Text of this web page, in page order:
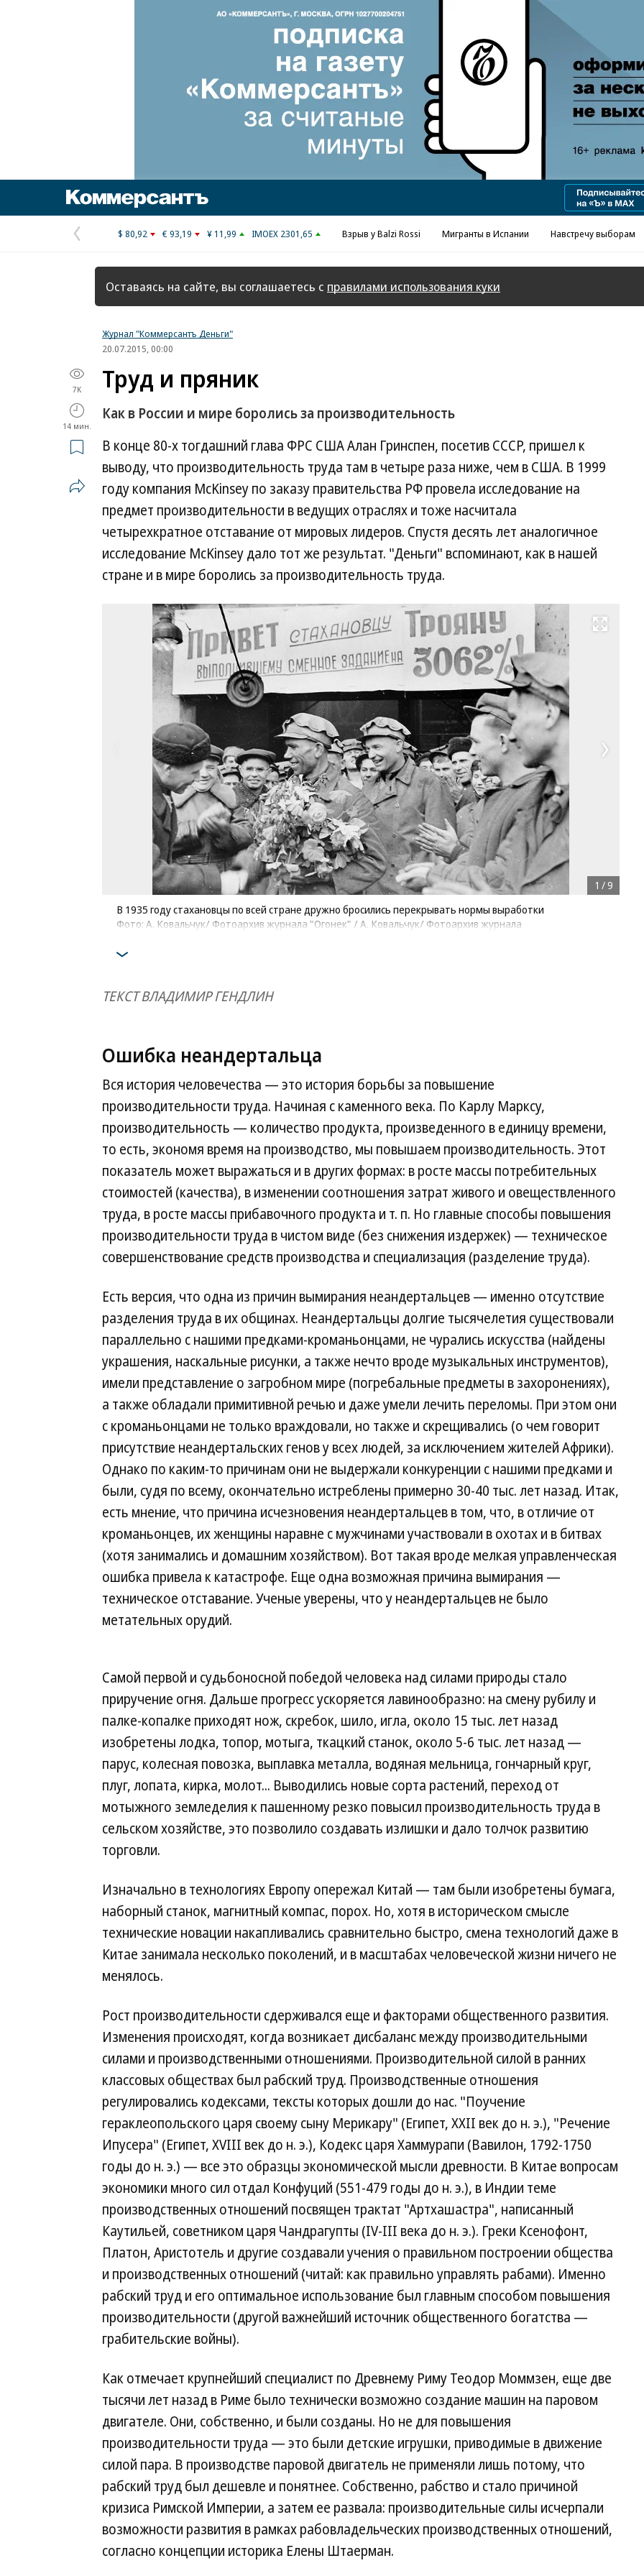
Реклама в «Ъ» www.kommersant.ru/ad
Предыдущая
страница
$ 80,92 € 93,19 ¥ 11,99 IMOEX 2301,65 Взрыв у Balzi Rossi Мигранты в Испании Навстречу выборам
Оставаясь на сайте, вы соглашаетесь с правилами использования куки
Журнал "Коммерсантъ Деньги"
20.07.2015, 00:00
7K
14 мин.
Труд и пряник
Как в России и мире боролись за производительность
В конце 80-х тогдашний глава ФРС США Алан Гринспен, посетив СССР, пришел к
выводу, что производительность труда там в четыре раза ниже, чем в США. В 1999
году компания McKinsey по заказу правительства РФ провела исследование на
предмет производительности в ведущих отраслях и тоже насчитала
четырехкратное отставание от мировых лидеров. Спустя десять лет аналогичное
исследование McKinsey дало тот же результат. "Деньги" вспоминают, как в нашей
стране и в мире боролись за производительность труда.
Развернуть на весь экран
В 1935 году стахановцы по всей стране дружно бросились перекрывать нормы выработки
Фото: А. Ковальчук/ Фотоархив журнала "Огонек" / А. Ковальчук/ Фотоархив журнала
1 / 9
ТЕКСТ ВЛАДИМИР ГЕНДЛИН
Ошибка неандертальца
Вся история человечества — это история борьбы за повышение
производительности труда. Начиная с каменного века. По Карлу Марксу,
производительность — количество продукта, произведенного в единицу времени,
то есть, экономя время на производство, мы повышаем производительность. Этот
показатель может выражаться и в других формах: в росте массы потребительных
стоимостей (качества), в изменении соотношения затрат живого и овеществленного
труда, в росте массы прибавочного продукта и т. п. Но главные способы повышения
производительности труда в чистом виде (без снижения издержек) — техническое
совершенствование средств производства и специализация (разделение труда).
Есть версия, что одна из причин вымирания неандертальцев — именно отсутствие
разделения труда в их общинах. Неандертальцы долгие тысячелетия существовали
параллельно с нашими предками-кроманьонцами, не чурались искусства (найдены
украшения, наскальные рисунки, а также нечто вроде музыкальных инструментов),
имели представление о загробном мире (погребальные предметы в захоронениях),
а также обладали примитивной речью и даже умели лечить переломы. При этом они
с кроманьонцами не только враждовали, но также и скрещивались (о чем говорит
присутствие неандертальских генов у всех людей, за исключением жителей Африки).
Однако по каким-то причинам они не выдержали конкуренции с нашими предками и
были, судя по всему, окончательно истреблены примерно 30-40 тыс. лет назад. Итак,
есть мнение, что причина исчезновения неандертальцев в том, что, в отличие от
кроманьонцев, их женщины наравне с мужчинами участвовали в охотах и в битвах
(хотя занимались и домашним хозяйством). Вот такая вроде мелкая управленческая
ошибка привела к катастрофе. Еще одна возможная причина вымирания —
техническое отставание. Ученые уверены, что у неандертальцев не было
метательных орудий.
Самой первой и судьбоносной победой человека над силами природы стало
приручение огня. Дальше прогресс ускоряется лавинообразно: на смену рубилу и
палке-копалке приходят нож, скребок, шило, игла, около 15 тыс. лет назад
изобретены лодка, топор, мотыга, ткацкий станок, около 5-6 тыс. лет назад —
парус, колесная повозка, выплавка металла, водяная мельница, гончарный круг,
плуг, лопата, кирка, молот... Выводились новые сорта растений, переход от
мотыжного земледелия к пашенному резко повысил производительность труда в
сельском хозяйстве, это позволило создавать излишки и дало толчок развитию
торговли.
Изначально в технологиях Европу опережал Китай — там были изобретены бумага,
наборный станок, магнитный компас, порох. Но, хотя в историческом смысле
технические новации накапливались сравнительно быстро, смена технологий даже в
Китае занимала несколько поколений, и в масштабах человеческой жизни ничего не
менялось.
Рост производительности сдерживался еще и факторами общественного развития.
Изменения происходят, когда возникает дисбаланс между производительными
силами и производственными отношениями. Производительной силой в ранних
классовых обществах был рабский труд. Производственные отношения
регулировались кодексами, тексты которых дошли до нас. "Поучение
гераклеопольского царя своему сыну Мерикару" (Египет, XXII век до н. э.), "Речение
Ипусера" (Египет, XVIII век до н. э.), Кодекс царя Хаммурапи (Вавилон, 1792-1750
годы до н. э.) — все это образцы экономической мысли древности. В Китае вопросам
экономики много сил отдал Конфуций (551-479 годы до н. э.), в Индии теме
производственных отношений посвящен трактат "Артхашастра", написанный
Каутильей, советником царя Чандрагупты (IV-III века до н. э.). Греки Ксенофонт,
Платон, Аристотель и другие создавали учения о правильном построении общества
и производственных отношений (читай: как правильно управлять рабами). Именно
рабский труд и его оптимальное использование был главным способом повышения
производительности (другой важнейший источник общественного богатства —
грабительские войны).
Как отмечает крупнейший специалист по Древнему Риму Теодор Моммзен, еще две
тысячи лет назад в Риме было технически возможно создание машин на паровом
двигателе. Они, собственно, и были созданы. Но не для повышения
производительности труда — это были детские игрушки, приводимые в движение
силой пара. В производстве паровой двигатель не применяли лишь потому, что
рабский труд был дешевле и понятнее. Собственно, рабство и стало причиной
кризиса Римской Империи, а затем ее развала: производительные силы исчерпали
возможности развития в рамках рабовладельческих производственных отношений,
согласно концепции историка Елены Штаерман.